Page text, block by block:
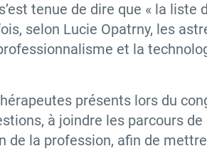
tenue de dire que « la
selon Lucie Opatrny, les
et la
présents lors du
à joindre les parcours
de la profession, afin de